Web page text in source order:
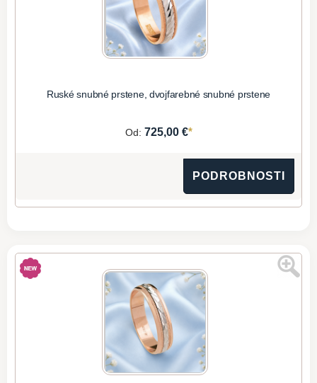
Ruské snubné prstene, dvojfarebné snubné prstene
Od: 725,00 €*
PODROBNOSTI